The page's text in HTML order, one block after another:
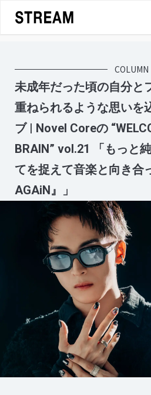
content
COLUMN
未成年だった頃の自分と
重ねられるような思いを
ブ | Novel Coreの
BRAIN” vol.21 「もっと
てを捉えて音楽と向き合
AGAiN』」